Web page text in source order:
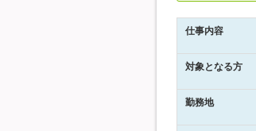
仕事内容
対象となる方
勤務地